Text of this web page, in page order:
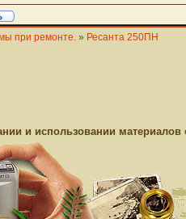
при ремонте. » Ресанта 250ПН
и использовании материалов